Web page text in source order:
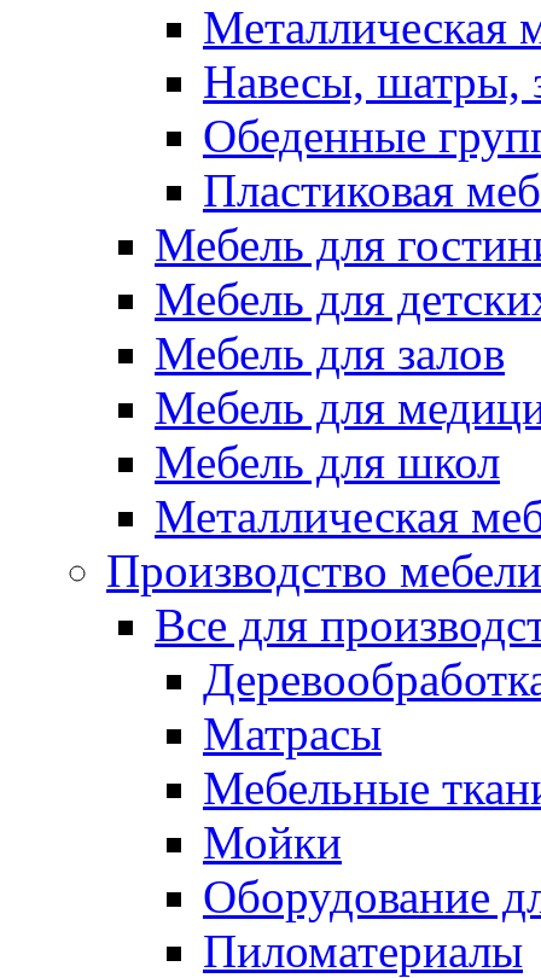
Металлическая
Навесы, шатры,
Обеденные
Пластиковая
Мебель для
Мебель для
Мебель для залов
Мебель для
Мебель для школ
Металлическая
Производство мебели
Все для
Матрасы
Мебельные
Мойки
Оборудование
Пиломатериалы